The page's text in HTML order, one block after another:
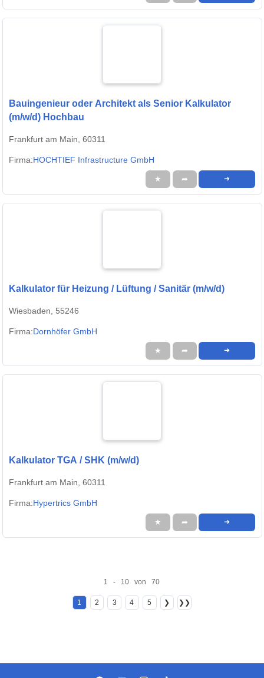
Bauingenieur oder Architekt als Senior Kalkulator
(m/w/d) Hochbau
Frankfurt am Main, 60311
Firma:HOCHTIEF Infrastructure GmbH
★ ➦ ➜
Kalkulator für Heizung / Lüftung / Sanitär (m/w/d)
Wiesbaden, 55246
Firma:Dornhöfer GmbH
★ ➦ ➜
Kalkulator TGA / SHK (m/w/d)
Frankfurt am Main, 60311
Firma:Hypertrics GmbH
★ ➦ ➜
1 - 10 von 70
1 2 3 4 5 ❯ ❯❯